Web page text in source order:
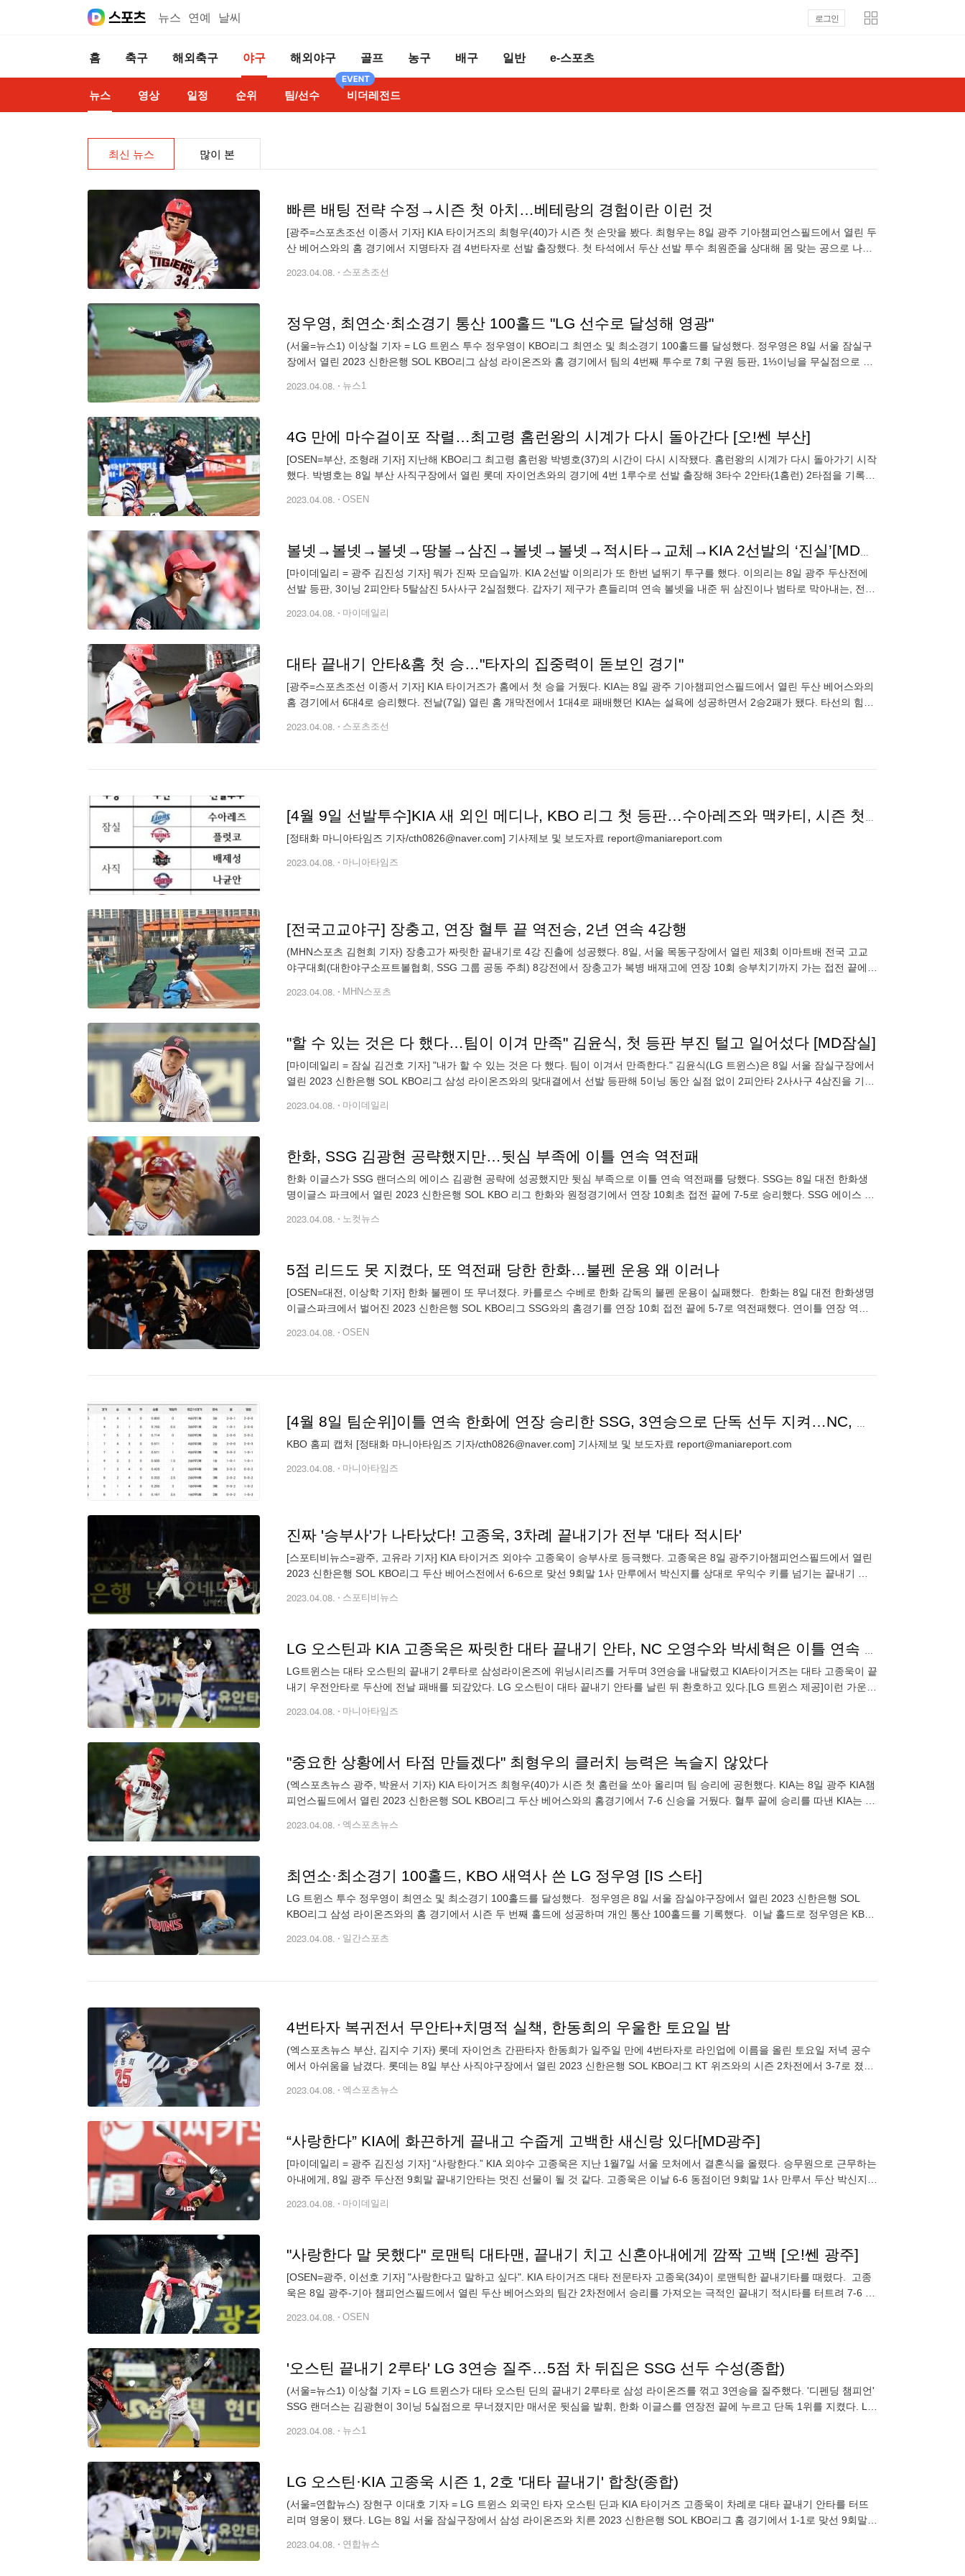
뉴스 연예 날씨 로그인
홈 축구 해외축구 야구 해외야구 골프 농구 배구 일반 e-스포츠
뉴스 영상 일정 순위 팀/선수 비더레전드
최신 뉴스 많이 본
빠른 배팅 전략 수정→시즌 첫 아치…베테랑의 경험이란 이런 것
[광주=스포츠조선 이종서 기자] KIA 타이거즈의 최형우(40)가 시즌 첫 손맛을 봤다. 최형우는 8일 광주 기아챔피언스필드에서 열린 두
산 베어스와의 홈 경기에서 지명타자 겸 4번타자로 선발 출장했다. 첫 타석에서 두산 선발 투수 최원준을 상대해 몸 맞는 공으로 나간
2023.04.08. 스포츠조선
정우영, 최연소·최소경기 통산 100홀드 "LG 선수로 달성해 영광"
(서울=뉴스1) 이상철 기자 = LG 트윈스 투수 정우영이 KBO리그 최연소 및 최소경기 100홀드를 달성했다. 정우영은 8일 서울 잠실구
장에서 열린 2023 신한은행 SOL KBO리그 삼성 라이온즈와 홈 경기에서 팀의 4번째 투수로 7회 구원 등판, 1⅓이닝을 무실점으로 막
2023.04.08. 뉴스1
4G 만에 마수걸이포 작렬…최고령 홈런왕의 시계가 다시 돌아간다 [오!쎈 부산]
[OSEN=부산, 조형래 기자] 지난해 KBO리그 최고령 홈런왕 박병호(37)의 시간이 다시 시작됐다. 홈런왕의 시계가 다시 돌아가기 시작
했다. 박병호는 8일 부산 사직구장에서 열린 롯데 자이언츠와의 경기에 4번 1루수로 선발 출장해 3타수 2안타(1홈런) 2타점을 기록하
2023.04.08. OSEN
볼넷→볼넷→볼넷→땅볼→삼진→볼넷→볼넷→적시타→교체→KIA 2선발의 ‘진실’[MD광주]
[마이데일리 = 광주 김진성 기자] 뭐가 진짜 모습일까. KIA 2선발 이의리가 또 한번 널뛰기 투구를 했다. 이의리는 8일 광주 두산전에
선발 등판, 3이닝 2피안타 5탈삼진 5사사구 2실점했다. 갑자기 제구가 흔들리며 연속 볼넷을 내준 뒤 삼진이나 범타로 막아내는, 전형
2023.04.08. 마이데일리
대타 끝내기 안타&홈 첫 승…"타자의 집중력이 돋보인 경기"
[광주=스포츠조선 이종서 기자] KIA 타이거즈가 홈에서 첫 승을 거뒀다. KIA는 8일 광주 기아챔피언스필드에서 열린 두산 베어스와의
홈 경기에서 6대4로 승리했다. 전날(7일) 열린 홈 개막전에서 1대4로 패배했던 KIA는 설욕에 성공하면서 2승2패가 됐다. 타선의 힘이
2023.04.08. 스포츠조선
[4월 9일 선발투수]KIA 새 외인 메디나, KBO 리그 첫 등판…수아레즈와 맥카티, 시즌 첫 등판 부진 털어내나?
[정태화 마니아타임즈 기자/cth0826@naver.com] 기사제보 및 보도자료 report@maniareport.com
2023.04.08. 마니아타임즈
[전국고교야구] 장충고, 연장 혈투 끝 역전승, 2년 연속 4강행
(MHN스포츠 김현희 기자) 장충고가 짜릿한 끝내기로 4강 진출에 성공했다. 8일, 서울 목동구장에서 열린 제3회 이마트배 전국 고교
야구대회(대한야구소프트볼협회, SSG 그룹 공동 주최) 8강전에서 장충고가 복병 배재고에 연장 10회 승부치기까지 가는 접전 끝에
2023.04.08. MHN스포츠
"할 수 있는 것은 다 했다…팀이 이겨 만족" 김윤식, 첫 등판 부진 털고 일어섰다 [MD잠실]
[마이데일리 = 잠실 김건호 기자] "내가 할 수 있는 것은 다 했다. 팀이 이겨서 만족한다." 김윤식(LG 트윈스)은 8일 서울 잠실구장에서
열린 2023 신한은행 SOL KBO리그 삼성 라이온즈와의 맞대결에서 선발 등판해 5이닝 동안 실점 없이 2피안타 2사사구 4삼진을 기록
2023.04.08. 마이데일리
한화, SSG 김광현 공략했지만…뒷심 부족에 이틀 연속 역전패
한화 이글스가 SSG 랜더스의 에이스 김광현 공략에 성공했지만 뒷심 부족으로 이틀 연속 역전패를 당했다. SSG는 8일 대전 한화생
명이글스 파크에서 열린 2023 신한은행 SOL KBO 리그 한화와 원정경기에서 연장 10회초 접전 끝에 7-5로 승리했다. SSG 에이스 김
2023.04.08. 노컷뉴스
5점 리드도 못 지켰다, 또 역전패 당한 한화…불펜 운용 왜 이러나
[OSEN=대전, 이상학 기자] 한화 불펜이 또 무너졌다. 카를로스 수베로 한화 감독의 불펜 운용이 실패했다. 한화는 8일 대전 한화생명
이글스파크에서 벌어진 2023 신한은행 SOL KBO리그 SSG와의 홈경기를 연장 10회 접전 끝에 5-7로 역전패했다. 연이틀 연장 역전
2023.04.08. OSEN
[4월 8일 팀순위]이틀 연속 한화에 연장 승리한 SSG, 3연승으로 단독 선두 지켜…NC, 홈 연승으로 공동 4위로 올라서
KBO 홈피 캡처 [정태화 마니아타임즈 기자/cth0826@naver.com] 기사제보 및 보도자료 report@maniareport.com
2023.04.08. 마니아타임즈
진짜 '승부사'가 나타났다! 고종욱, 3차례 끝내기가 전부 '대타 적시타'
[스포티비뉴스=광주, 고유라 기자] KIA 타이거즈 외야수 고종욱이 승부사로 등극했다. 고종욱은 8일 광주기아챔피언스필드에서 열린
2023 신한은행 SOL KBO리그 두산 베어스전에서 6-6으로 맞선 9회말 1사 만루에서 박신지를 상대로 우익수 키를 넘기는 끝내기 적
2023.04.08. 스포티비뉴스
LG 오스틴과 KIA 고종욱은 짜릿한 대타 끝내기 안타, NC 오영수와 박세혁은 이틀 연속 홈런포 가동해…한화는 김광현에 5득점하고도 이틀 연속 연장 역전패
LG트윈스는 대타 오스틴의 끝내기 2루타로 삼성라이온즈에 위닝시리즈를 거두며 3연승을 내달렸고 KIA타이거즈는 대타 고종욱이 끝
내기 우전안타로 두산에 전날 패배를 되갚았다. LG 오스틴이 대타 끝내기 안타를 날린 뒤 환호하고 있다.[LG 트윈스 제공]이런 가운데
2023.04.08. 마니아타임즈
"중요한 상황에서 타점 만들겠다" 최형우의 클러치 능력은 녹슬지 않았다
(엑스포츠뉴스 광주, 박윤서 기자) KIA 타이거즈 최형우(40)가 시즌 첫 홈런을 쏘아 올리며 팀 승리에 공헌했다. KIA는 8일 광주 KIA챔
피언스필드에서 열린 2023 신한은행 SOL KBO리그 두산 베어스와의 홈경기에서 7-6 신승을 거뒀다. 혈투 끝에 승리를 따낸 KIA는 2
2023.04.08. 엑스포츠뉴스
최연소·최소경기 100홀드, KBO 새역사 쓴 LG 정우영 [IS 스타]
LG 트윈스 투수 정우영이 최연소 및 최소경기 100홀드를 달성했다. 정우영은 8일 서울 잠실야구장에서 열린 2023 신한은행 SOL
KBO리그 삼성 라이온즈와의 홈 경기에서 시즌 두 번째 홀드에 성공하며 개인 통산 100홀드를 기록했다. 이날 홀드로 정우영은 KBO
2023.04.08. 일간스포츠
4번타자 복귀전서 무안타+치명적 실책, 한동희의 우울한 토요일 밤
(엑스포츠뉴스 부산, 김지수 기자) 롯데 자이언츠 간판타자 한동희가 일주일 만에 4번타자로 라인업에 이름을 올린 토요일 저녁 공수
에서 아쉬움을 남겼다. 롯데는 8일 부산 사직야구장에서 열린 2023 신한은행 SOL KBO리그 KT 위즈와의 시즌 2차전에서 3-7로 졌다.
2023.04.08. 엑스포츠뉴스
“사랑한다” KIA에 화끈하게 끝내고 수줍게 고백한 새신랑 있다[MD광주]
[마이데일리 = 광주 김진성 기자] “사랑한다.” KIA 외야수 고종욱은 지난 1월7일 서울 모처에서 결혼식을 올렸다. 승무원으로 근무하는
아내에게, 8일 광주 두산전 9회말 끝내기안타는 멋진 선물이 될 것 같다. 고종욱은 이날 6-6 동점이던 9회말 1사 만루서 두산 박신지로
2023.04.08. 마이데일리
"사랑한다 말 못했다" 로맨틱 대타맨, 끝내기 치고 신혼아내에게 깜짝 고백 [오!쎈 광주]
[OSEN=광주, 이선호 기자] "사랑한다고 말하고 싶다". KIA 타이거즈 대타 전문타자 고종욱(34)이 로맨틱한 끝내기타를 때렸다. 고종
욱은 8일 광주-기아 챔피언스필드에서 열린 두산 베어스와의 팀간 2차전에서 승리를 가져오는 극적인 끝내기 적시타를 터트려 7-6 승
2023.04.08. OSEN
'오스틴 끝내기 2루타' LG 3연승 질주…5점 차 뒤집은 SSG 선두 수성(종합)
(서울=뉴스1) 이상철 기자 = LG 트윈스가 대타 오스틴 딘의 끝내기 2루타로 삼성 라이온즈를 꺾고 3연승을 질주했다. '디펜딩 챔피언'
SSG 랜더스는 김광현이 3이닝 5실점으로 무너졌지만 매서운 뒷심을 발휘, 한화 이글스를 연장전 끝에 누르고 단독 1위를 지켰다. LG
2023.04.08. 뉴스1
LG 오스틴·KIA 고종욱 시즌 1, 2호 '대타 끝내기' 합창(종합)
(서울=연합뉴스) 장현구 이대호 기자 = LG 트윈스 외국인 타자 오스틴 딘과 KIA 타이거즈 고종욱이 차례로 대타 끝내기 안타를 터뜨
리며 영웅이 됐다. LG는 8일 서울 잠실구장에서 삼성 라이온즈와 치른 2023 신한은행 SOL KBO리그 홈 경기에서 1-1로 맞선 9회말 2
2023.04.08. 연합뉴스